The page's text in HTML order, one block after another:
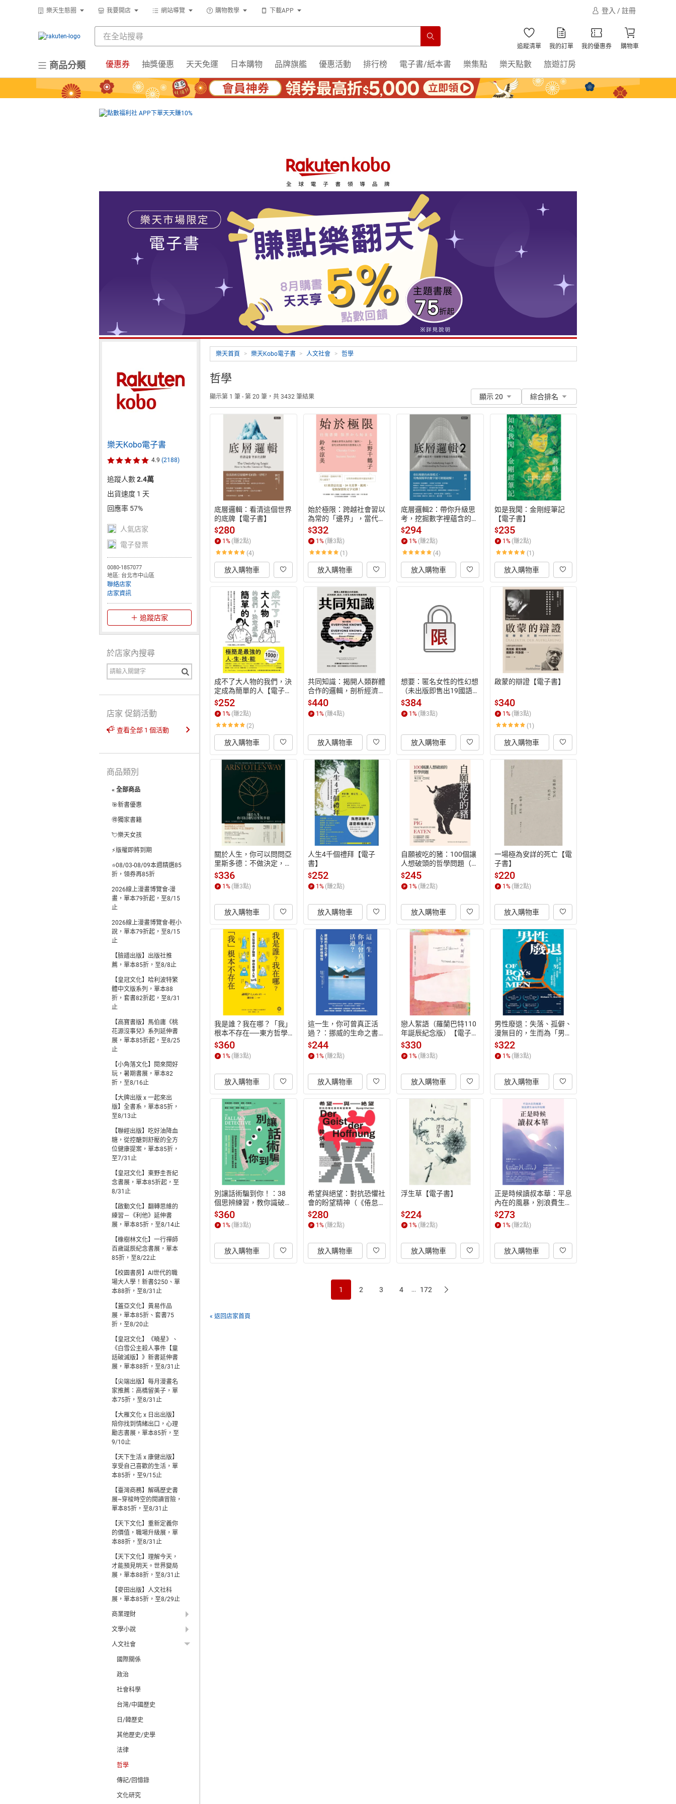
樂天生態圈 我要開店 網站導覽 購物教學 下載APP 登入 / 註冊
追蹤清單 我的訂單 我的優惠券 購物車
商品分類 優惠券 抽獎優惠 天天免運 日本購物 品牌旗艦 優惠活動 排行榜 電子書/紙本書 樂集點 樂天點數 旅遊訂房
樂天首頁 > 樂天Kobo電子書 > 人文社會 > 哲學
哲學
顯示第 1 筆 - 第 20 筆，共 3432 筆結果 顯示 20 綜合排名
底層邏輯：看清這個世界
的底牌【電子書】
$280
1% (賺2點)
(4)
放入購物車
始於極限：跨越社會習以
為常的「邊界」，當代女
性如何活出想要的人生
【電子書】
$332
1% (賺3點)
(1)
放入購物車
底層邏輯2：帶你升級思
考，挖掘數字裡蘊含的商
業寶藏【電子書】
$294
1% (賺2點)
(4)
放入購物車
如是我聞：金剛經筆記
【電子書】
$235
1% (賺2點)
(1)
放入購物車
成不了大人物的我們，決
定成為簡單的人【電子
書】
$252
1% (賺2點)
(2)
放入購物車
共同知識：揭開人類群體
合作的邏輯，剖析經濟、
政治、日常生活現象的隱
藏規則【電子書】
$440
1% (賺4點)
放入購物車
想要：匿名女性的性幻想
（未出版即售出19國語
言版權．《X檔案》《性
愛自修室》吉蓮．安德森
Gillian Anderson編著）
$384
1% (賺3點)
放入購物車
啟蒙的辯證【電子書】
$340
1% (賺3點)
(1)
放入購物車
關於人生，你可以問問亞
里斯多德：不做決定，等
於讓別人決定你。幸福，
是有意識的思考、選擇和
行動。【暢銷典藏版】
$336
1% (賺3點)
放入購物車
人生4千個禮拜【電子
書】
$252
1% (賺2點)
放入購物車
自願被吃的豬：100個讓
人想破頭的哲學問題（新
版）【電子書】
$245
1% (賺2點)
放入購物車
一場極為安詳的死亡【電
子書】
$220
1% (賺2點)
放入購物車
我是誰？我在哪？「我」
根本不存在──東方哲學
奇才聯盟，帶你看穿人生
bug【電子書】
$360
1% (賺3點)
放入購物車
這一生，你可曾真正活
過？：挪威的生命之書，
人生7個終極領悟【電子
書】
$244
1% (賺2點)
放入購物車
戀人絮語（羅蘭巴特110
年誕辰紀念版）【電子
書】
$330
1% (賺3點)
放入購物車
男性廢退：失落、孤僻、
漫無目的，生而為「男」
我很抱歉？苦苦掙扎的男
性困境，我們能怎麼做。
【電子書】
$322
1% (賺3點)
放入購物車
別讓話術騙到你！：38
個思辨練習，教你識破新
聞、廣告與日常對話中的
偽邏輯，從此不被帶風向
【電子書】
$360
1 % (賺3點)
放入購物車
希望與絕望：對抗恐懼社
會的盼望精神（《倦怠社
會》作者韓炳哲新作）
【電子書】
$280
1 % (賺2點)
放入購物車
浮生草【電子書】
$224
1 % (賺2點)
放入購物車
正是時候讀叔本華：平息
內在的風暴，別浪費生命
向外炫耀【電子書】
$273
1 % (賺2點)
放入購物車
1 2 3 4 ... 172
« 返回店家首頁
樂天Kobo電子書
4.9 (2188)
追蹤人數2.4萬
出貨速度 1 天
回應率 57%
人氣店家
電子發票
0080-1857077
地區: 台北市中山區
聯絡店家
店家資訊
追蹤店家
於店家內搜尋
店家 促銷活動
查看全部 1 個活動
商品類別
« 全部商品
🎯新書優惠
🉐獨家書籍
💘樂天女孩
⚡版權即將到期
⭐08/03-08/09本週精選85
折，領券再85折
2026線上漫畫博覽會-漫
畫，單本79折起，至8/15
止
2026線上漫畫博覽會-輕小
說，單本79折起，至8/15
止
【臉譜出版】出版社推
薦，單本85折，至8/8止
【皇冠文化】哈利波特繁
體中文版系列，單本88
折，套書82折起，至8/31
止
【高寶書版】馬伯庸《桃
花源沒事兒》系列延伸書
展，單本85折起，至8/25
止
【小角落文化】閱來閱好
玩，暑期書展，單本82
折，至8/16止
【大牌出版 x 一起來出
版】全書系，單本85折，
至8/13止
【聯經出版】吃好油降血
糖，從控醣到舒壓的全方
位健康提案，單本85折，
至7/31止
【皇冠文化】東野圭吾紀
念書展，單本85折起，至
8/31止
【啟動文化】翻轉思維的
練習－《利他》延伸書
展，單本85折，至8/14止
【橡樹林文化】一行禪師
百歲誕辰紀念書展，單本
85折，至8/22止
【校園書房】AI世代的職
場大人學！新書$250、單
本88折，至8/31止
【蓋亞文化】黃易作品
展，單本85折、套書75
折，至8/20止
【皇冠文化】《曉星》、
《白雪公主殺人事件【童
話破滅版】》新書延伸書
展，單本88折，至8/31止
【尖端出版】每月漫畫名
家推薦：高橋留美子，單
本75折，至8/31止
【大雁文化 x 日出出版】
陪你找到情緒出口，心理
勵志書展，單本85折，至
9/10止
【天下生活 x 康健出版】
享受自己喜歡的生活，單
本85折，至9/15止
【臺灣商務】解碼歷史書
展~穿梭時空的閱讀冒險，
單本85折，至8/31止
【天下文化】重新定義你
的價值，職場升級展，單
本88折，至8/31止
【天下文化】理解今天，
才能預見明天。世界變局
展，單本88折，至8/31止
【麥田出版】人文社科
展，單本85折，至8/29止
商業理財
文學小說
人文社會
國際關係
政治
社會科學
台灣/中國歷史
日/韓歷史
其他歷史/史學
法律
哲學
傳記/回憶錄
文化研究